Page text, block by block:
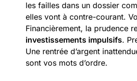
les failles dans un dossier
elles vont à contre-courant.
Financièrement, la prudence
investissements impulsifs.
Une rentrée d’argent
sont vos mots d’ordre.